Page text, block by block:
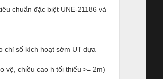
chuẩn đặc biệt UNE-21186 và
chỉ số kích hoạt sớm UT dựa
vệ, chiều cao h tối thiểu >= 2m)